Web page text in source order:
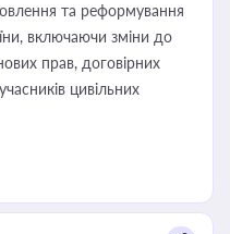
та реформування
включаючи зміни до
прав, договірних
цивільних